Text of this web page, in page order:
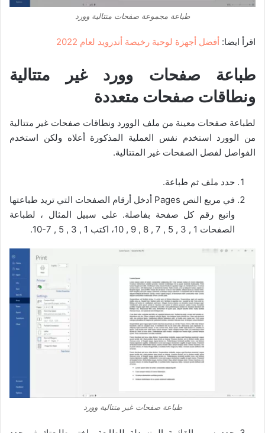
طباعة مجموعة صفحات متتالية وورد
اقرأ ايضا: أفضل أجهزة لوحية رخيصة أندرويد لعام 2022
طباعة صفحات وورد غير متتالية
ونطاقات صفحات متعددة
لطباعة صفحات معينة من ملف الوورد ونطاقات صفحات غير متتالية
من الوورد استخدم نفس العملية المذكورة أعلاه ولكن استخدم
الفواصل لفصل الصفحات غير المتتالية.
حدد ملف ثم طباعة.
في مربع النص Pages أدخل أرقام الصفحات التي تريد طباعتها
واتبع رقم كل صفحة بفاصلة. على سبيل المثال ، لطباعة
الصفحات 1 , 3 , 5 , 7 , 8 , 9 , 10، اكتب 1 , 3 , 5 , 7-10.
طباعة صفحات غير متتالية وورد